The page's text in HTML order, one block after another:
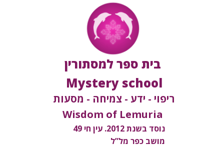
בית ספר למסתורין
Mystery school
ריפוי - ידע - צמיחה - מסעות
Wisdom of Lemuria
נוסד בשנת 2012. עין חי 49
מושב כפר מל”ל